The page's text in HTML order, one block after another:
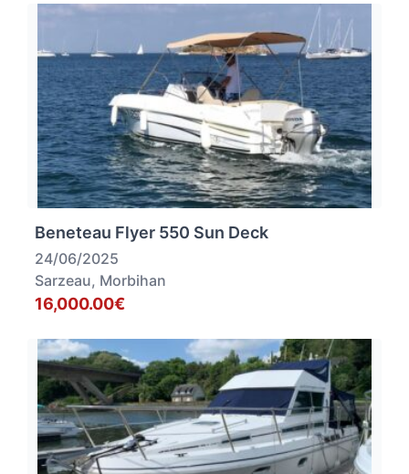
Beneteau Flyer 550 Sun Deck
24/06/2025
Sarzeau, Morbihan
16,000.00€